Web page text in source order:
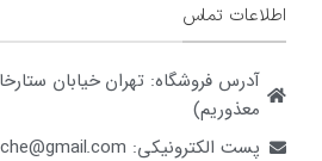
اطلاعات تماس
آدرس فروشگاه: تهران خیابان
معذوریم)
پست الکترونیکی: Atreniche@gmail.com